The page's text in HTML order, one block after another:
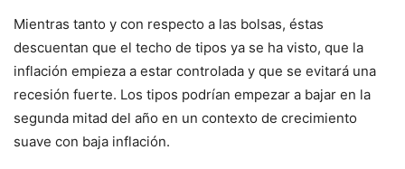
Mientras tanto y con respecto a las bolsas, éstas
descuentan que el techo de tipos ya se ha visto, que la
inflación empieza a estar controlada y que se evitará una
recesión fuerte. Los tipos podrían empezar a bajar en la
segunda mitad del año en un contexto de crecimiento
suave con baja inflación.